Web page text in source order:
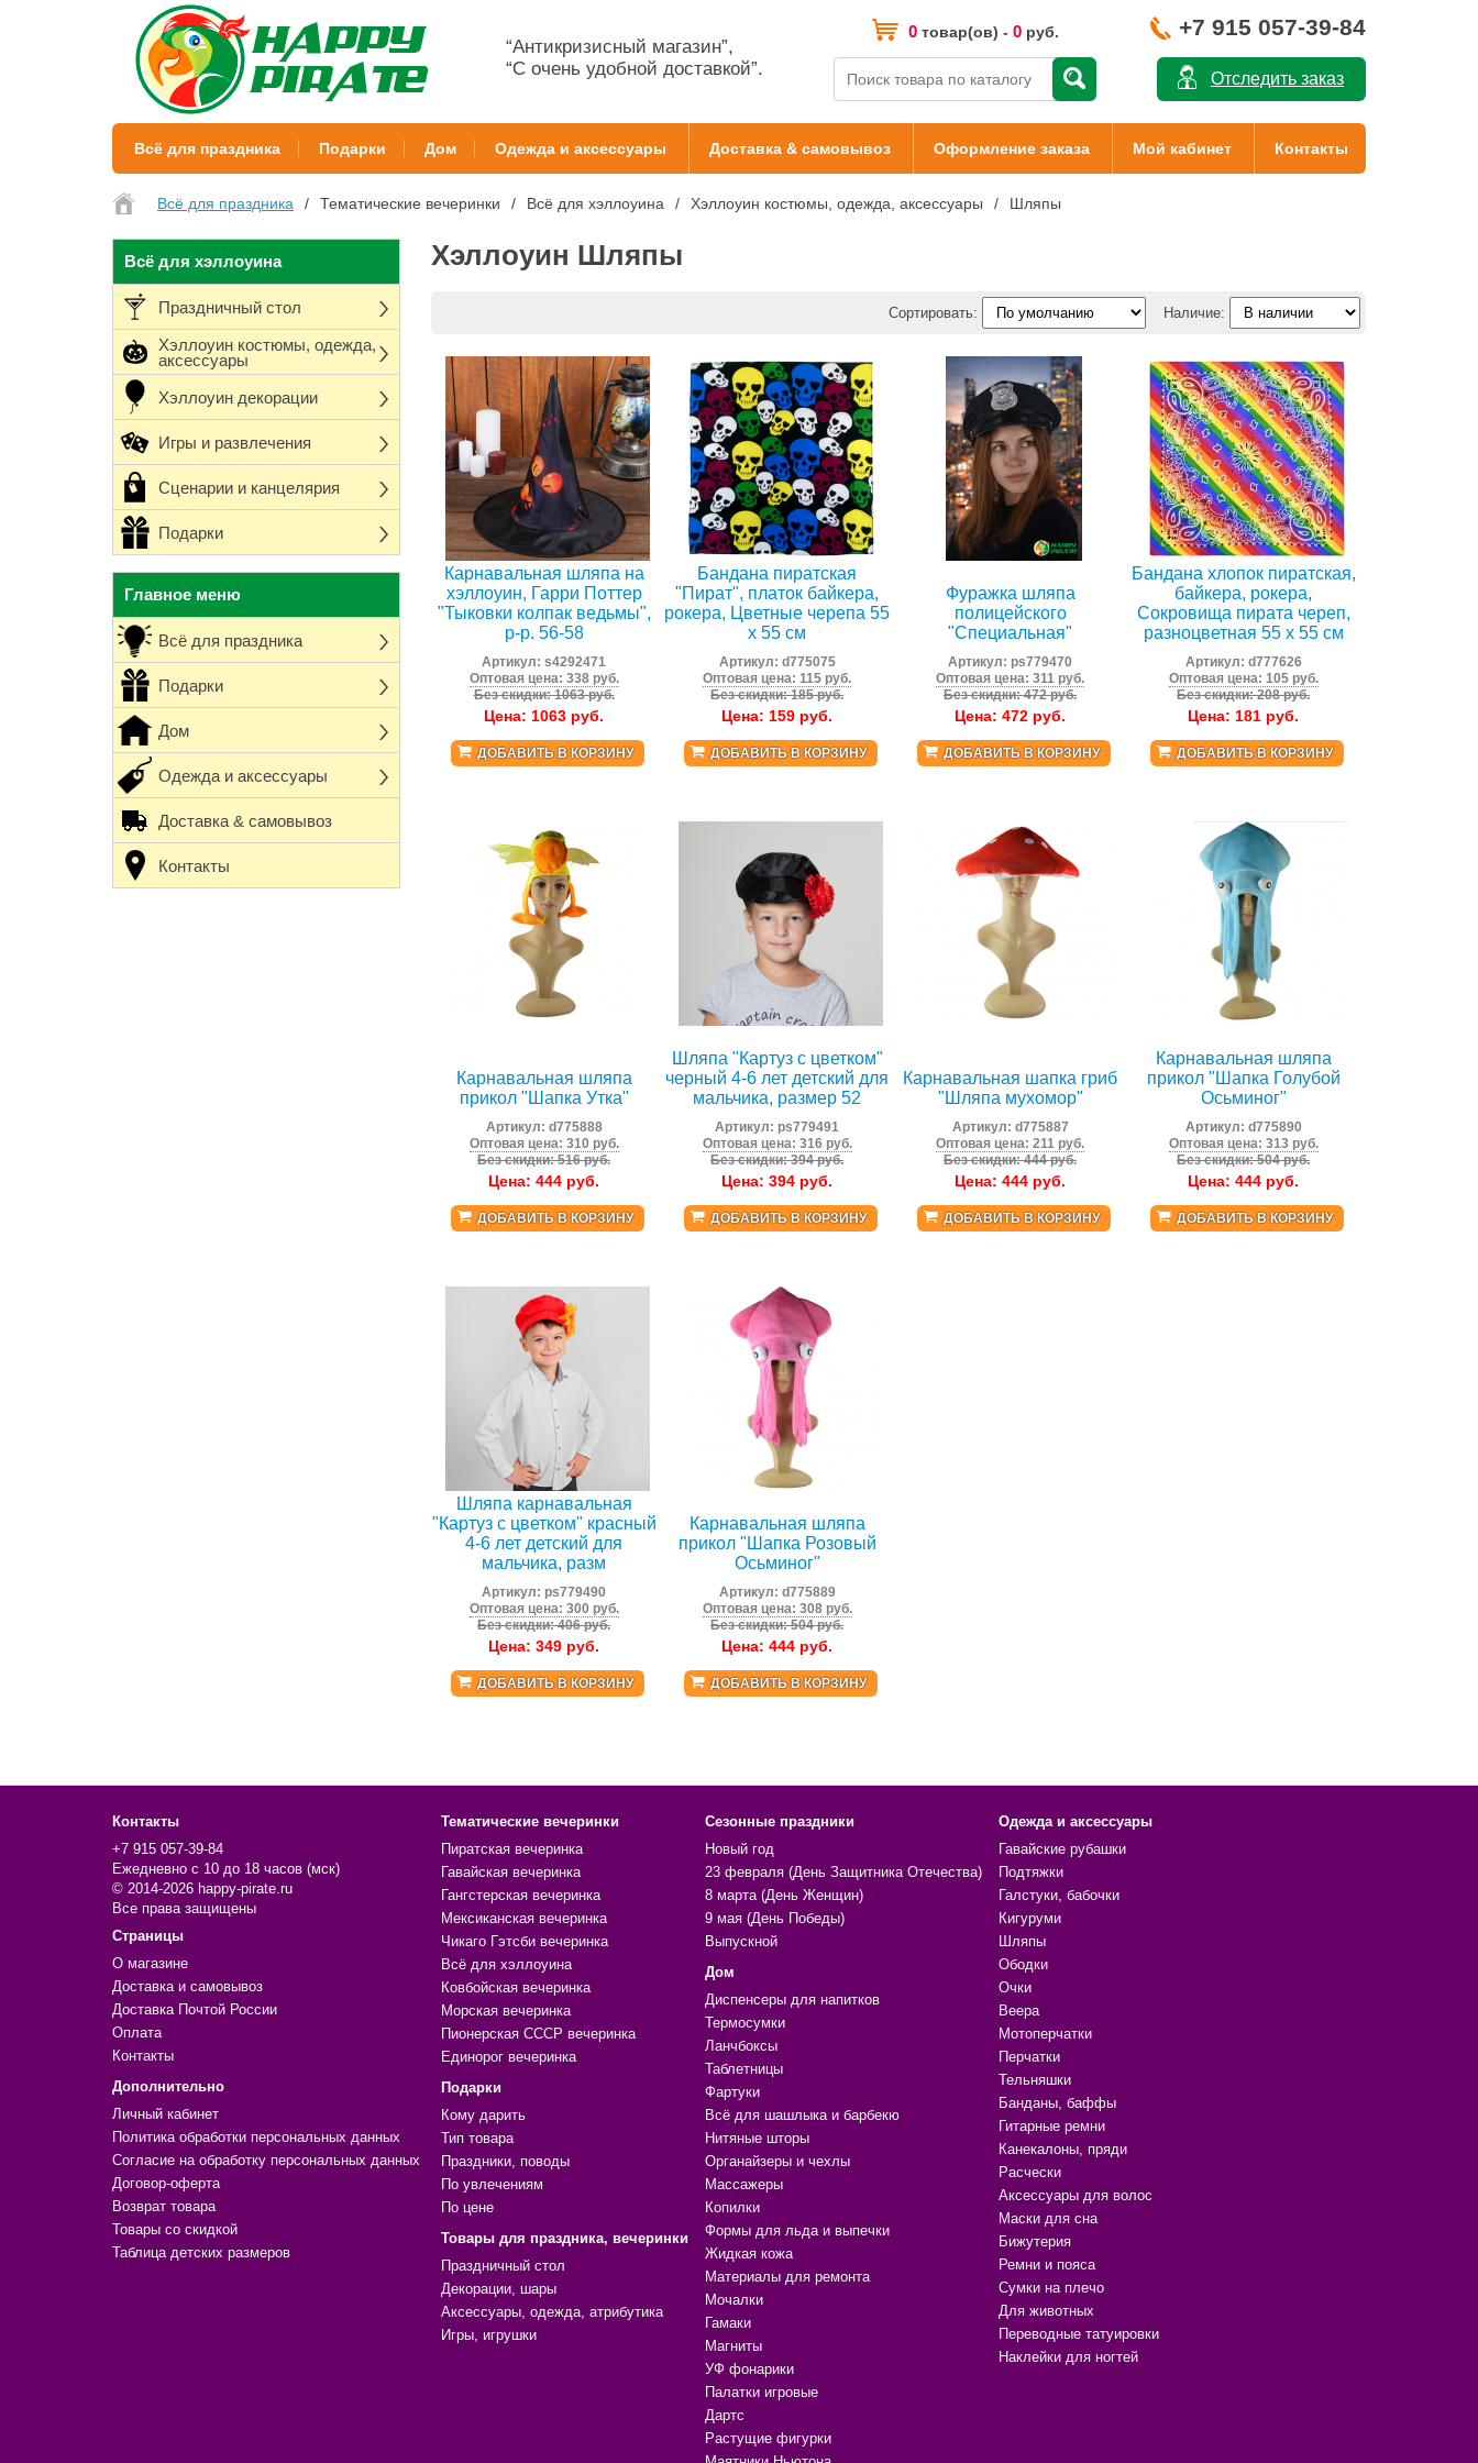
“Антикризисный магазин”,
“С очень удобной доставкой”.
Отследить заказ
+7 915 057-39-84
0 товар(ов) - 0 руб.
Всё для праздника Подарки Дом Одежда и аксессуары Доставка & самовывоз Оформление заказа Мой кабинет Контакты
Всё для праздника Тематические вечеринки Всё для хэллоуина Хэллоуин костюмы, одежда, аксессуары Шляпы
Всё для хэллоуина
Праздничный стол
Хэллоуин костюмы, одежда,
аксессуары
Хэллоуин декорации
Игры и развлечения
Сценарии и канцелярия
Подарки
Главное меню
Всё для праздника
Подарки
Дом
Одежда и аксессуары
Доставка & самовывоз
Контакты
Хэллоуин Шляпы
Сортировать: Наличие:
Карнавальная шляпа на
хэллоуин, Гарри Поттер
"Тыковки колпак ведьмы",
р-р. 56-58
Артикул: s4292471
Оптовая цена: 338 руб.
Без скидки: 1063 руб.
Цена: 1063 руб.
ДОБАВИТЬ В КОРЗИНУ
Бандана пиратская
"Пират", платок байкера,
рокера, Цветные черепа 55
х 55 см
Артикул: d775075
Оптовая цена: 115 руб.
Без скидки: 185 руб.
Цена: 159 руб.
ДОБАВИТЬ В КОРЗИНУ
Фуражка шляпа
полицейского
"Специальная"
Артикул: ps779470
Оптовая цена: 311 руб.
Без скидки: 472 руб.
Цена: 472 руб.
ДОБАВИТЬ В КОРЗИНУ
Бандана хлопок пиратская,
байкера, рокера,
Сокровища пирата череп,
разноцветная 55 х 55 см
Артикул: d777626
Оптовая цена: 105 руб.
Без скидки: 208 руб.
Цена: 181 руб.
ДОБАВИТЬ В КОРЗИНУ
Карнавальная шляпа
прикол "Шапка Утка"
Артикул: d775888
Оптовая цена: 310 руб.
Без скидки: 516 руб.
Цена: 444 руб.
ДОБАВИТЬ В КОРЗИНУ
Шляпа "Картуз с цветком"
черный 4-6 лет детский для
мальчика, размер 52
Артикул: ps779491
Оптовая цена: 316 руб.
Без скидки: 394 руб.
Цена: 394 руб.
ДОБАВИТЬ В КОРЗИНУ
Карнавальная шапка гриб
"Шляпа мухомор"
Артикул: d775887
Оптовая цена: 211 руб.
Без скидки: 444 руб.
Цена: 444 руб.
ДОБАВИТЬ В КОРЗИНУ
Карнавальная шляпа
прикол "Шапка Голубой
Осьминог"
Артикул: d775890
Оптовая цена: 313 руб.
Без скидки: 504 руб.
Цена: 444 руб.
ДОБАВИТЬ В КОРЗИНУ
Шляпа карнавальная
"Картуз с цветком" красный
4-6 лет детский для
мальчика, разм
Артикул: ps779490
Оптовая цена: 300 руб.
Без скидки: 406 руб.
Цена: 349 руб.
ДОБАВИТЬ В КОРЗИНУ
Карнавальная шляпа
прикол "Шапка Розовый
Осьминог"
Артикул: d775889
Оптовая цена: 308 руб.
Без скидки: 504 руб.
Цена: 444 руб.
ДОБАВИТЬ В КОРЗИНУ
Контакты
+7 915 057-39-84
Ежедневно с 10 до 18 часов (мск)
© 2014-2026 happy-pirate.ru
Все права защищены
Страницы
О магазине
Доставка и самовывоз
Доставка Почтой России
Оплата
Контакты
Дополнительно
Личный кабинет
Политика обработки персональных данных
Согласие на обработку персональных данных
Договор-оферта
Возврат товара
Товары со скидкой
Таблица детских размеров
Тематические вечеринки
Пиратская вечеринка
Гавайская вечеринка
Гангстерская вечеринка
Мексиканская вечеринка
Чикаго Гэтсби вечеринка
Всё для хэллоуина
Ковбойская вечеринка
Морская вечеринка
Пионерская СССР вечеринка
Единорог вечеринка
Подарки
Кому дарить
Тип товара
Праздники, поводы
По увлечениям
По цене
Товары для праздника, вечеринки
Праздничный стол
Декорации, шары
Аксессуары, одежда, атрибутика
Игры, игрушки
Сезонные праздники
Новый год
23 февраля (День Защитника Отечества)
8 марта (День Женщин)
9 мая (День Победы)
Выпускной
Дом
Диспенсеры для напитков
Термосумки
Ланчбоксы
Таблетницы
Фартуки
Всё для шашлыка и барбекю
Нитяные шторы
Органайзеры и чехлы
Массажеры
Копилки
Формы для льда и выпечки
Жидкая кожа
Материалы для ремонта
Мочалки
Гамаки
Магниты
УФ фонарики
Палатки игровые
Дартс
Растущие фигурки
Одежда и аксессуары
Гавайские рубашки
Подтяжки
Галстуки, бабочки
Кигуруми
Шляпы
Ободки
Очки
Веера
Мотоперчатки
Перчатки
Тельняшки
Банданы, баффы
Гитарные ремни
Канекалоны, пряди
Расчески
Аксессуары для волос
Маски для сна
Бижутерия
Ремни и пояса
Сумки на плечо
Для животных
Переводные татуировки
Наклейки для ногтей